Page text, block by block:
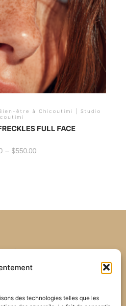
des technologies telles que les
être à Chicoutimi | Studio
FULL FACE
– $550.00